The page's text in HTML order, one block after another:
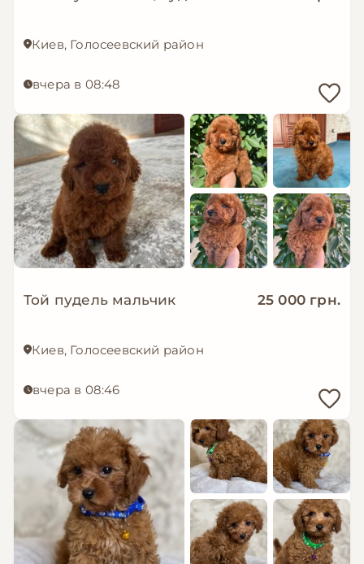
Киев, Голосеевский район
вчера в 08:48
Той пудель мальчик 25 000 грн.
Киев, Голосеевский район
вчера в 08:46